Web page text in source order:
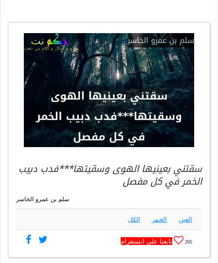
سقتني بعينيها الهوى وسقيتها***فدب دبيب
الخمر في كل مفصل
سلم بن عمرو الخاسر
العين الخمر الكل
205 تابعنا على انستغرام